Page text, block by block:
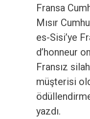
Fransa
Mısır
es-Sisi’ye
d’honneur
Fransız
müşterisi
yazdı.